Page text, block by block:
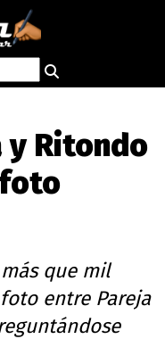
y Ritondo
que mil
entre Pareja